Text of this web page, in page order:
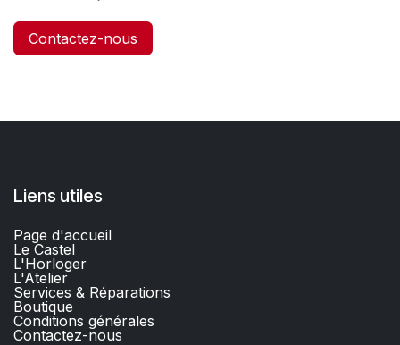
Contactez-nous
Liens utiles
Page d'accueil
Le Castel
L'Horloger
L'Atelier
Services & Réparations
Boutique
Conditions générales
Contactez-nous​